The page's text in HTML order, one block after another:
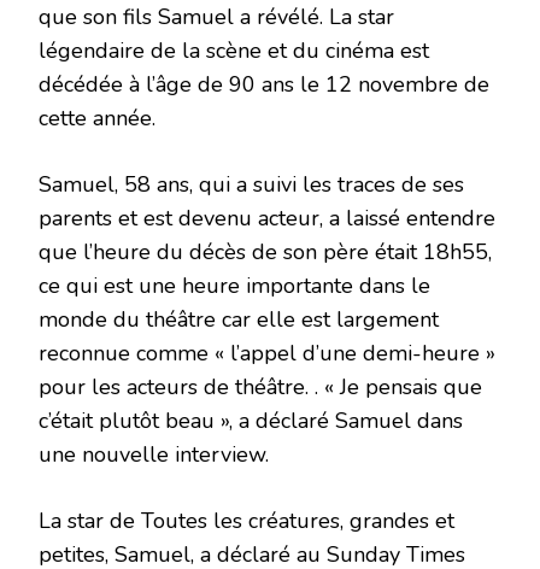
que son fils Samuel a révélé. La star
légendaire de la scène et du cinéma est
décédée à l’âge de 90 ans le 12 novembre de
cette année.
Samuel, 58 ans, qui a suivi les traces de ses
parents et est devenu acteur, a laissé entendre
que l’heure du décès de son père était 18h55,
ce qui est une heure importante dans le
monde du théâtre car elle est largement
reconnue comme « l’appel d’une demi-heure »
pour les acteurs de théâtre. . « Je pensais que
c’était plutôt beau », a déclaré Samuel dans
une nouvelle interview.
La star de Toutes les créatures, grandes et
petites, Samuel, a déclaré au Sunday Times